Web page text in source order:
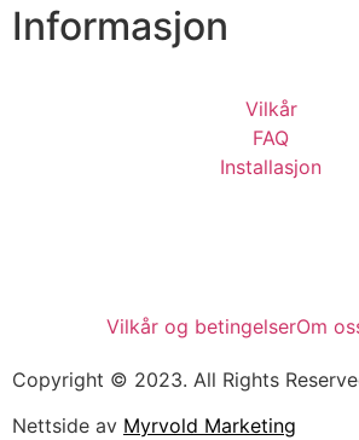
Informasjon
Vilkår
FAQ
Installasjon
Vilkår og betingelserOm
Copyright © 2023. All Rights
Nettside av Myrvold Marketing